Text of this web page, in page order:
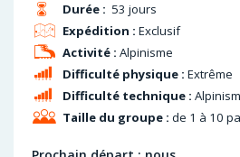
Durée : 53 jours
Difficulté physique : Extrême
Expédition : Exclusif
Difficulté technique :
Activité : Alpinisme
Taille du groupe : de 1 à 10